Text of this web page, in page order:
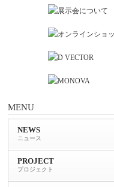
MENU
NEWS
ニュース
PROJECT
プロジェクト